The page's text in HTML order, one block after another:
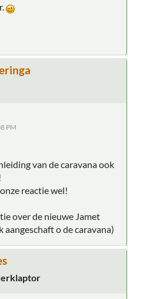
PM
van de caravana ook
reactie wel!
over de nieuwe Jamet
o de caravana)